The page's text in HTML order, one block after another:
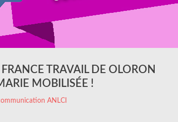
TRAVAIL DE OLORON
MOBILISÉE !
ANLCI